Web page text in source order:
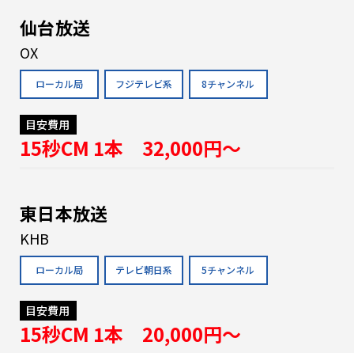
仙台放送
OX
ローカル局 フジテレビ系 8チャンネル
目安費用
15秒CM 1本 32,000円〜
東日本放送
KHB
ローカル局 テレビ朝日系 5チャンネル
目安費用
15秒CM 1本 20,000円〜